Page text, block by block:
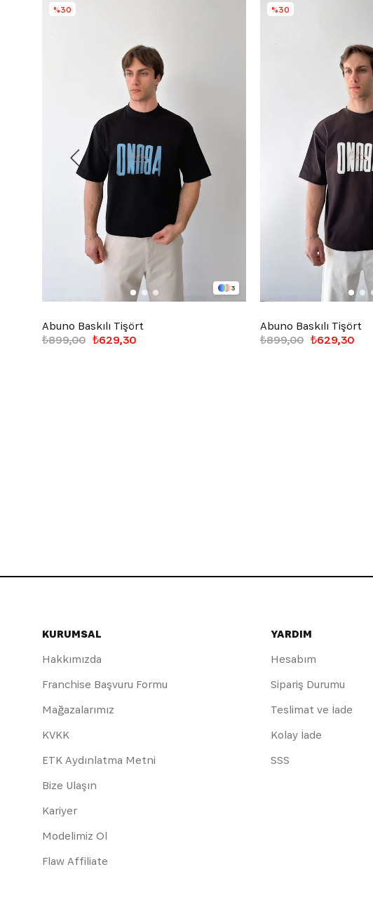
3
Abuno Baskılı Tişört
₺629,30
₺899,00
%30
Abuno Baskılı Tişört
₺629,30
₺899,00
%30
KURUMSAL
Hakkımızda
Franchise Başvuru Formu
Mağazalarımız
KVKK
ETK Aydınlatma Metni
Bize Ulaşın
Kariyer
Modelimiz Ol
Flaw Affiliate
YARDIM
Hesabım
Sipariş Durumu
Teslimat ve İade
Kolay İade
SSS